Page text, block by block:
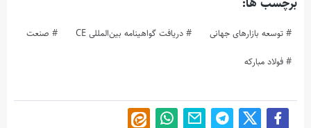
توسعه بازارهای جهانی دریافت گواهینامه بین‌المللی CE صنعت
فولاد مبارکه